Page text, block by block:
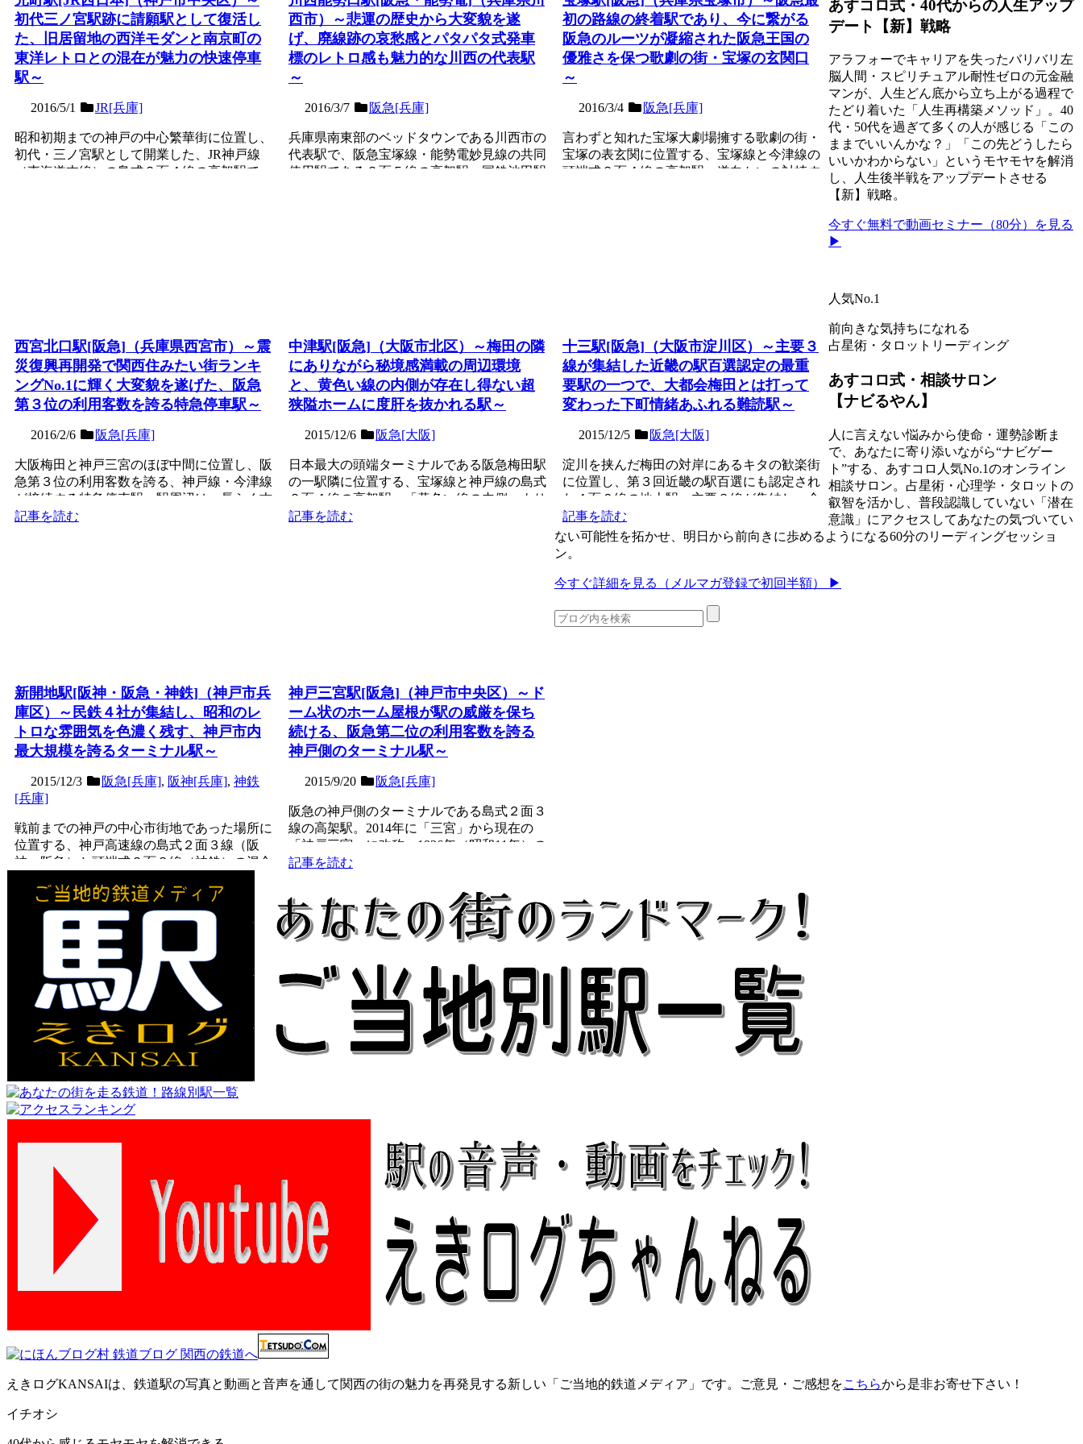
初代三ノ宮駅跡に請願駅として復活し
た、旧居留地の西洋モダンと南京町の
東洋レトロとの混在が魅力の快速停車
駅～
2016/5/1 JR[兵庫]
昭和初期までの神戸の中心繁華街に位置し、
初代・三ノ宮駅として開業した、JR神戸線
（東海道本線）の島式２面４線の高架駅で、
西市）～悲運の歴史から大変貌を遂
げ、廃線跡の哀愁感とパタパタ式発車
標のレトロ感も魅力的な川西の代表駅
～
2016/3/7 阪急[兵庫]
兵庫県南東部のベッドタウンである川西市の
代表駅で、阪急宝塚線・能勢電妙見線の共同
使用駅である３面５線の高架駅。国鉄池田駅
初の路線の終着駅であり、今に繋がる
阪急のルーツが凝縮された阪急王国の
優雅さを保つ歌劇の街・宝塚の玄関口
～
2016/3/4 阪急[兵庫]
言わずと知れた宝塚大劇場擁する歌劇の街・
宝塚の表玄関に位置する、宝塚線と今津線の
頭端式２面４線の高架駅。道向かいの対峙す
西宮北口駅[阪急]（兵庫県西宮市）～震
災復興再開発で関西住みたい街ランキ
ングNo.1に輝く大変貌を遂げた、阪急
第３位の利用客数を誇る特急停車駅～
2016/2/6 阪急[兵庫]
大阪梅田と神戸三宮のほぼ中間に位置し、阪
急第３位の利用客数を誇る、神戸線・今津線
が接続する特急停車駅。駅周辺は、長らく古
い建物が密集する地帯...
記事を読む
中津駅[阪急]（大阪市北区）～梅田の隣
にありながら秘境感満載の周辺環境
と、黄色い線の内側が存在し得ない超
狭隘ホームに度肝を抜かれる駅～
2015/12/6 阪急[大阪]
日本最大の頭端ターミナルである阪急梅田駅
の一駅隣に位置する、宝塚線と神戸線の島式
２面４線の高架駅。「黄色い線の内側」より
も外側が広いくらい狭...
記事を読む
十三駅[阪急]（大阪市淀川区）～主要３
線が集結した近畿の駅百選認定の最重
要駅の一つで、大都会梅田とは打って
変わった下町情緒あふれる難読駅～
2015/12/5 阪急[大阪]
淀川を挟んだ梅田の対岸にあるキタの歓楽街
に位置し、第３回近畿の駅百選にも認定され
た４面６線の地上駅。主要３線が集結し、全
列車が停車するあまり...
記事を読む
新開地駅[阪神・阪急・神鉄]（神戸市兵
庫区）～民鉄４社が集結し、昭和のレ
トロな雰囲気を色濃く残す、神戸市内
最大規模を誇るターミナル駅～
2015/12/3 阪急[兵庫], 阪神[兵庫], 神鉄
[兵庫]
戦前までの神戸の中心市街地であった場所に
位置する、神戸高速線の島式２面３線（阪
神・阪急）と頭端式２面３線（神鉄）の混合
神戸三宮駅[阪急]（神戸市中央区）～ド
ーム状のホーム屋根が駅の威厳を保ち
続ける、阪急第二位の利用客数を誇る
神戸側のターミナル駅～
2015/9/20 阪急[兵庫]
阪急の神戸側のターミナルである島式２面３
線の高架駅。2014年に「三宮」から現在の
「神戸三宮」に改称。1936年（昭和11年）の
開業当時から...
記事を読む
あすコロ式・40代からの人生アップ
デート【新】戦略
アラフォーでキャリアを失ったバリバリ左
脳人間・スピリチュアル耐性ゼロの元金融
マンが、人生どん底から立ち上がる過程で
たどり着いた「人生再構築メソッド」。40
代・50代を過ぎて多くの人が感じる「この
ままでいいんかな？」「この先どうしたら
いいかわからない」というモヤモヤを解消
し、人生後半戦をアップデートさせる
【新】戦略。
今すぐ無料で動画セミナー（80分）を見る
▶
人気No.1
前向きな気持ちになれる
占星術・タロットリーディング
あすコロ式・相談サロン
【ナビるやん】
人に言えない悩みから使命・運勢診断ま
で、あなたに寄り添いながら“ナビゲー
ト”する、あすコロ人気No.1のオンライン
相談サロン。占星術・心理学・タロットの
叡智を活かし、普段認識していない「潜在
意識」にアクセスしてあなたの気づいてい
ない可能性を拓かせ、明日から前向きに歩めるようになる60分のリーディングセッショ
ン。
今すぐ詳細を見る（メルマガ登録で初回半額） ▶
えきログKANSAIは、鉄道駅の写真と動画と音声を通して関西の街の魅力を再発見する新しい「ご当地的鉄道メディア」です。ご意見・ご感想をこちらから是非お寄せ下さい！
イチオシ